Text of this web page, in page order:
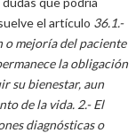
el artículo 36.1.-
o mejoría del paciente
la obligación
su bienestar, aun
de la vida. 2.- El
diagnósticas o